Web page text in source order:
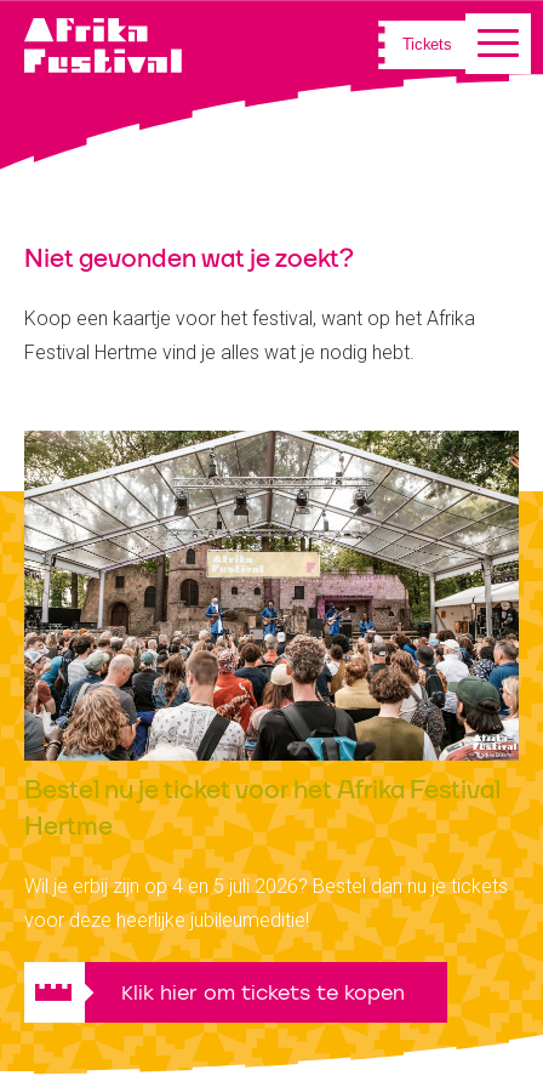
Tickets
Niet gevonden wat je zoekt?
Koop een kaartje voor het festival, want op het Afrika
Festival Hertme vind je alles wat je nodig hebt.
Bestel nu je ticket voor het Afrika Festival
Hertme
Wil je erbij zijn op 4 en 5 juli 2026? Bestel dan nu je tickets
voor deze heerlijke jubileumeditie!
Klik hier om tickets te kopen